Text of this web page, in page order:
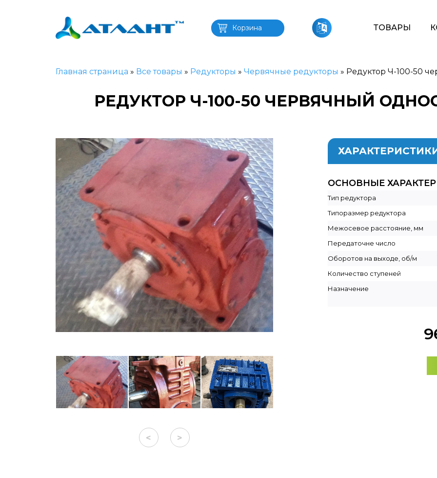
Корзина ТОВАРЫ
Главная страница » Все товары » Редукторы » Червячные редукторы » Редуктор Ч-100-50
РЕДУКТОР Ч-100-50 ЧЕРВЯЧНЫЙ
< >
ОСНОВНЫЕ
Тип редуктора
Типоразмер редуктора
Межосевое расстояние, мм
Передаточне число
Оборотов на выходе, об/м
Количество ступеней
Назначение